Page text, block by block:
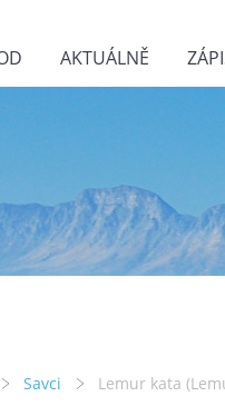
AKTUÁLNĚ
Savci Lemur kata